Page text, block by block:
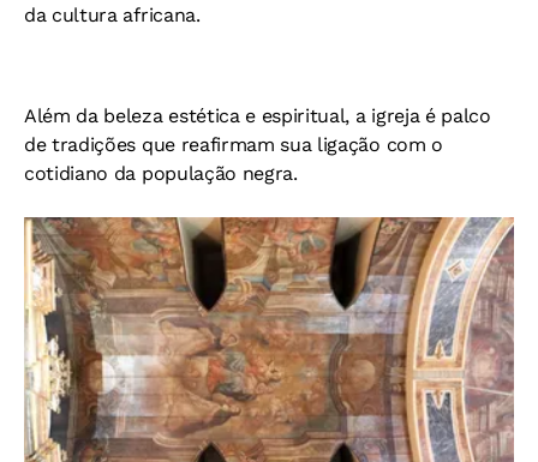
da cultura africana.
Além da beleza estética e espiritual, a igreja é palco
de tradições que reafirmam sua ligação com o
cotidiano da população negra.